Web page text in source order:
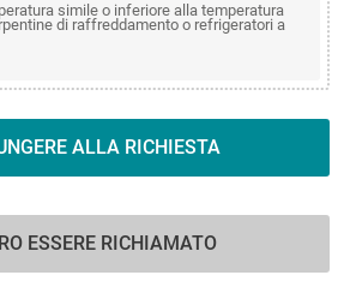
simile o inferiore alla temperatura
di raffreddamento o refrigeratori a
ALLA RICHIESTA
ESSERE RICHIAMATO